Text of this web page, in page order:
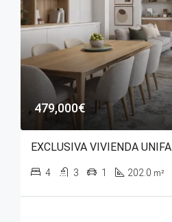
479,000€
4 3 1 202.0 m²